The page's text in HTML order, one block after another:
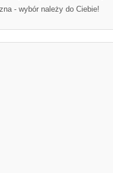
- wybór należy do Ciebie!